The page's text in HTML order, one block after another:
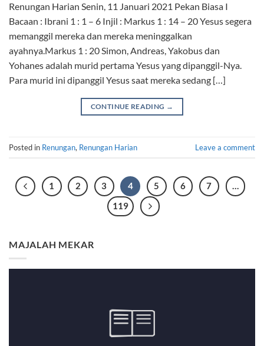
Renungan Harian Senin, 11 Januari 2021 Pekan Biasa I
Bacaan : Ibrani 1 : 1 – 6 Injil : Markus 1 : 14 – 20 Yesus segera
memanggil mereka dan mereka meninggalkan
ayahnya.Markus 1 : 20 Simon, Andreas, Yakobus dan
Yohanes adalah murid pertama Yesus yang dipanggil-Nya.
Para murid ini dipanggil Yesus saat mereka sedang […]
CONTINUE READING →
Posted in Renungan, Renungan Harian Leave a comment
1 2 3 4 5 6 7
…
119
MAJALAH MEKAR